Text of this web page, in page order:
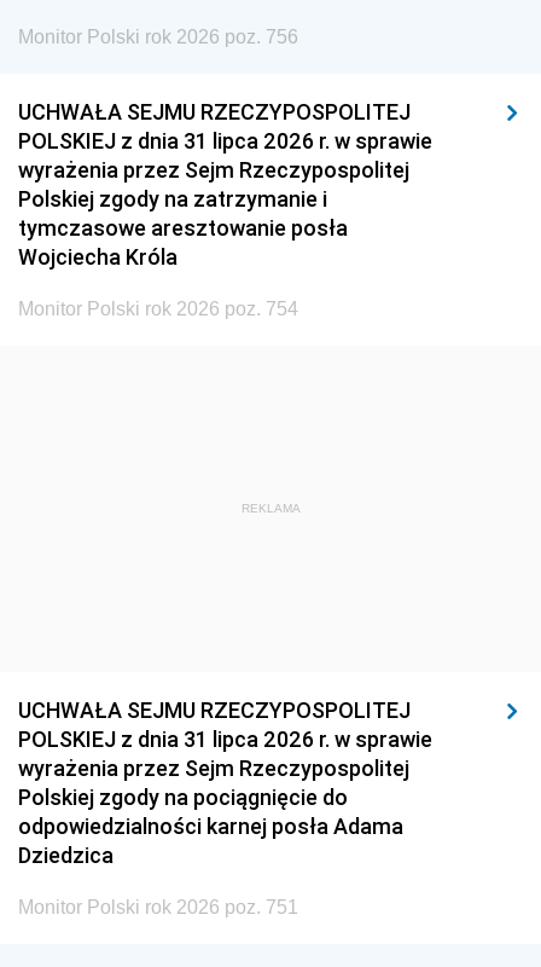
Monitor Polski rok 2026 poz. 756
UCHWAŁA SEJMU RZECZYPOSPOLITEJ
POLSKIEJ z dnia 31 lipca 2026 r. w sprawie
wyrażenia przez Sejm Rzeczypospolitej
Polskiej zgody na zatrzymanie i
tymczasowe aresztowanie posła
Wojciecha Króla
Monitor Polski rok 2026 poz. 754
REKLAMA
UCHWAŁA SEJMU RZECZYPOSPOLITEJ
POLSKIEJ z dnia 31 lipca 2026 r. w sprawie
wyrażenia przez Sejm Rzeczypospolitej
Polskiej zgody na pociągnięcie do
odpowiedzialności karnej posła Adama
Dziedzica
Monitor Polski rok 2026 poz. 751